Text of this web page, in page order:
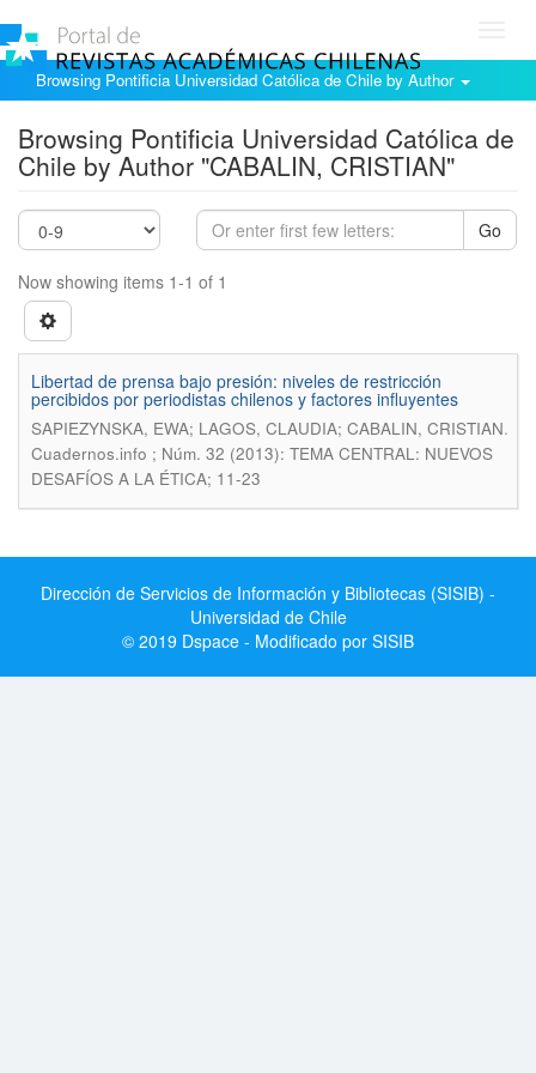
Browsing Pontificia Universidad Católica de Chile by Author
Browsing Pontificia Universidad Católica de
Chile by Author "CABALIN, CRISTIAN"
Go
Now showing items 1-1 of 1
Libertad de prensa bajo presión: niveles de restricción
percibidos por periodistas chilenos y factores influyentes
SAPIEZYNSKA, EWA; LAGOS, CLAUDIA; CABALIN, CRISTIAN.
Cuadernos.info ; Núm. 32 (2013): TEMA CENTRAL: NUEVOS
DESAFÍOS A LA ÉTICA; 11-23
Dirección de Servicios de Información y Bibliotecas (SISIB) -
Universidad de Chile
© 2019 Dspace - Modificado por SISIB